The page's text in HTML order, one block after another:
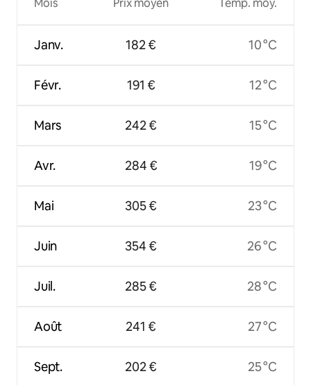
Mois
Janv.
Févr.
Mars
Avr.
Mai
Juin
Juil.
Août
Sept.
Prix moyen
182 €
191 €
242 €
284 €
305 €
354 €
285 €
241 €
202 €
Temp. moy.
10 °C
12 °C
15 °C
19 °C
23 °C
26 °C
28 °C
27 °C
25 °C